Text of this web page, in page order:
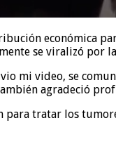
económica
se viralizó por
mi video, se
agradeció
tratar los